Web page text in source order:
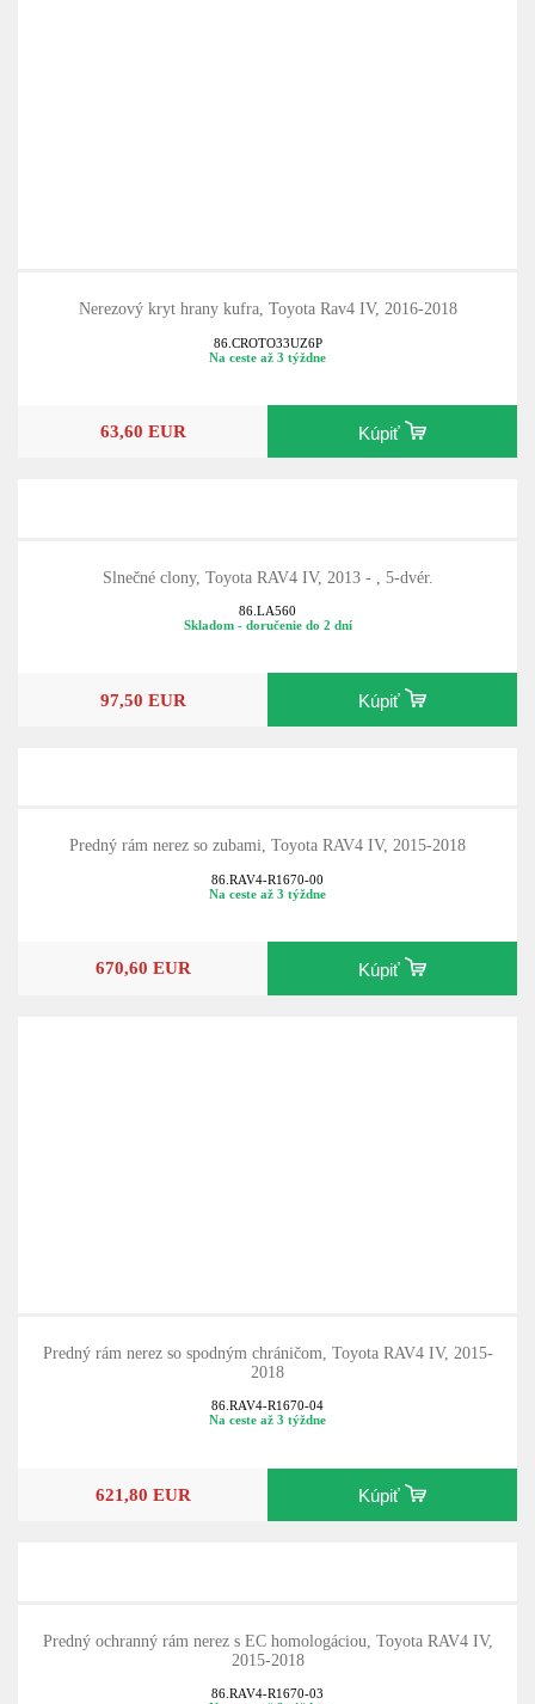
Nerezový kryt hrany kufra, Toyota Rav4 IV, 2016-2018
86.CROTO33UZ6P
Na ceste až 3 týždne
63,60 EUR Kúpiť
Slnečné clony, Toyota RAV4 IV, 2013 - , 5-dvér.
86.LA560
Skladom - doručenie do 2 dní
97,50 EUR Kúpiť
Predný rám nerez so zubami, Toyota RAV4 IV, 2015-2018
86.RAV4-R1670-00
Na ceste až 3 týždne
670,60 EUR Kúpiť
Predný rám nerez so spodným chráničom, Toyota RAV4 IV, 2015-
2018
86.RAV4-R1670-04
Na ceste až 3 týždne
621,80 EUR Kúpiť
Predný ochranný rám nerez s EC homologáciou, Toyota RAV4 IV,
2015-2018
86.RAV4-R1670-03